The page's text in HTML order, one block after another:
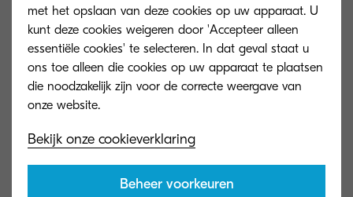
Opwarmtijd
Circa 18 seconden na inschakeling
Stroomverbruik
Energiespaarstand (ECOpower): 0,5 W
met het opslaan van deze cookies op uw apparaat. U
kunt deze cookies weigeren door 'Accepteer alleen
essentiële cookies' te selecteren. In dat geval staat u
ons toe alleen die cookies op uw apparaat te plaatsen
die noodzakelijk zijn voor de correcte weergave van
Bekijk onze cookieverklaring
Beheer voorkeuren